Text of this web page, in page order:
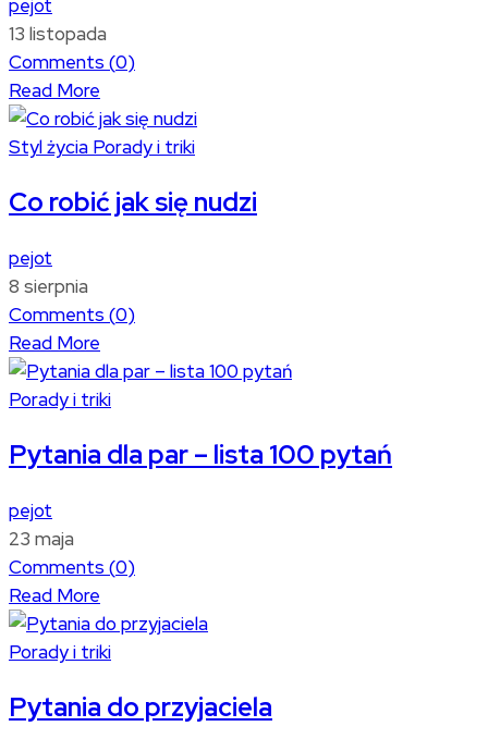
pejot
13 listopada
Comments (0)
Read More
Styl życia Porady i triki
Co robić jak się nudzi
pejot
8 sierpnia
Comments (0)
Read More
Porady i triki
Pytania dla par – lista 100 pytań
pejot
23 maja
Comments (0)
Read More
Porady i triki
Pytania do przyjaciela